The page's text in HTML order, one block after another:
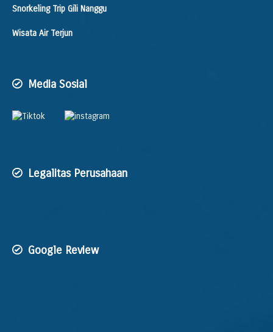
Snorkeling Trip Gili Nanggu
Wisata Air Terjun
Media Sosial
Legalitas Perusahaan
Google Review